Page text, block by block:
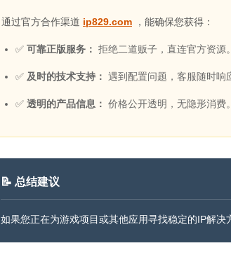
通过官方合作渠道 ip829.com ，能确保您获得：
✅ 可靠正版服务： 拒绝二道贩子，直连官方资源。
✅ 及时的技术支持： 遇到配置问题，客服随时响
✅ 透明的产品信息： 价格公开透明，无隐形消费。
📝 总结建议
如果您正在为游戏项目或其他应用寻找稳定的IP解决